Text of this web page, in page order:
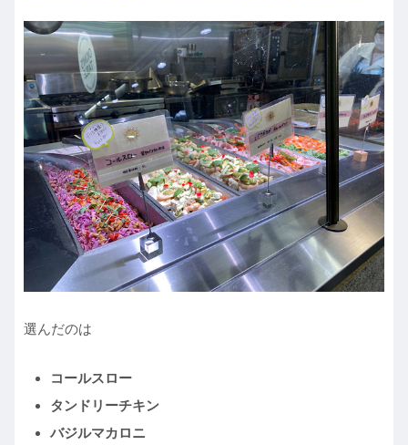
選んだのは
コールスロー
タンドリーチキン
バジルマカロニ